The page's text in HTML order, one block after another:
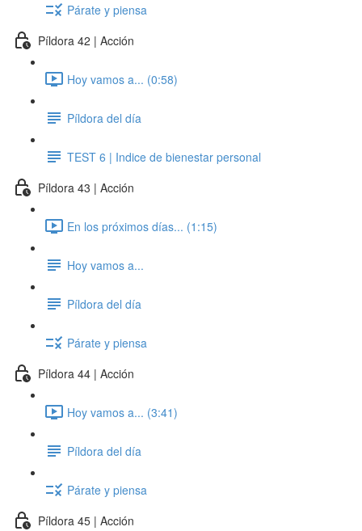
Párate y piensa
Píldora 42 | Acción
Hoy vamos a... (0:58)
Píldora del día
TEST 6 | Indice de bienestar personal
Píldora 43 | Acción
En los próximos días... (1:15)
Hoy vamos a...
Píldora del día
Párate y piensa
Píldora 44 | Acción
Hoy vamos a... (3:41)
Píldora del día
Párate y piensa
Píldora 45 | Acción